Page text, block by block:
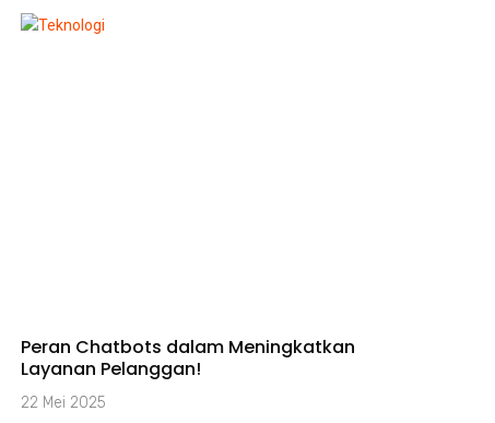
Peran Chatbots dalam Meningkatkan
Layanan Pelanggan!
22 Mei 2025